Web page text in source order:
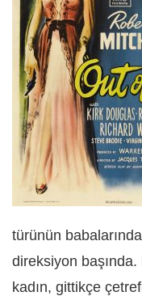
türünün
direksiyon başında.
kadın, gittikçe